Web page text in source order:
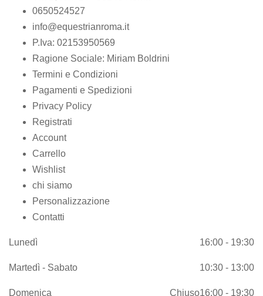
0650524527
info@equestrianroma.it
P.Iva: 02153950569
Ragione Sociale: Miriam Boldrini
Termini e Condizioni
Pagamenti e Spedizioni
Privacy Policy
Registrati
Account
Carrello
Wishlist
chi siamo
Personalizzazione
Contatti
Lunedì 16:00 - 19:30
Martedì - Sabato 10:30 - 13:00
16:00 - 19:30
Domenica Chiuso